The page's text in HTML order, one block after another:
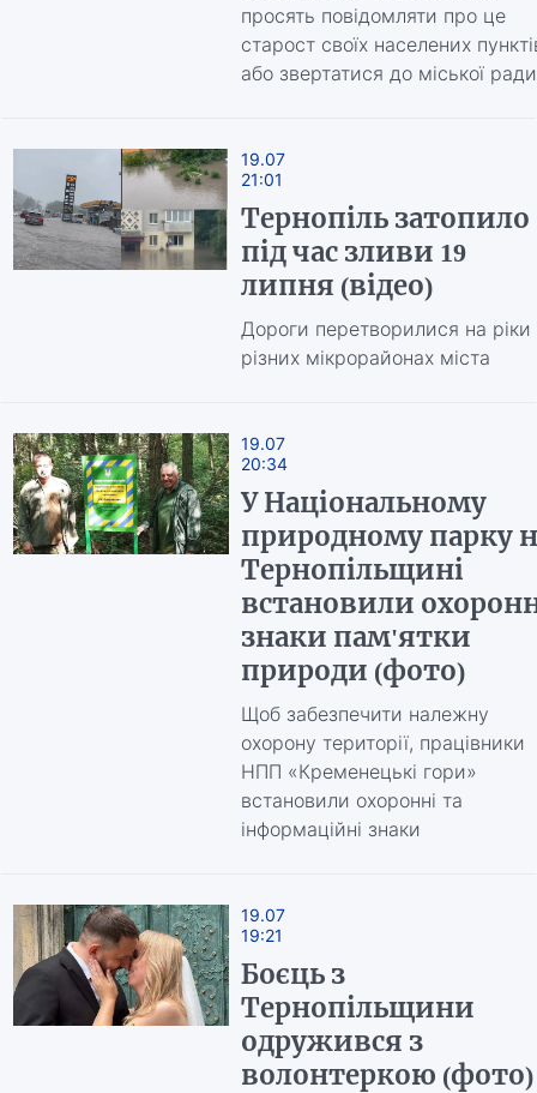
просять повідомляти про це
старост своїх населених
або звертатися до міської ради
19.07
21:01
Тернопіль затопило
під час зливи 19
липня (відео)
Дороги перетворилися на ріки
різних мікрорайонах міста
19.07
20:34
У Національному
природному парку
Тернопільщині
встановили
знаки пам'ятки
природи (фото)
Щоб забезпечити належну
охорону території, працівники
НПП «Кременецькі гори»
встановили охоронні та
інформаційні знаки
19.07
19:21
Боєць з
Тернопільщини
одружився з
волонтеркою (фото)